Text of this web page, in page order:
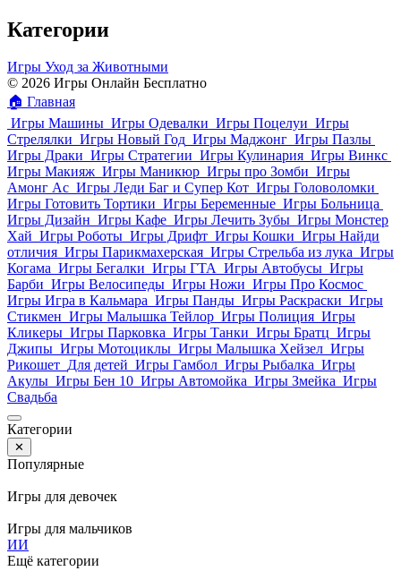
Категории
Игры Уход за Животными
© 2026 Игры Онлайн Бесплатно
🏠 Главная
Игры Машины Игры Одевалки Игры Поцелуи Игры
Стрелялки Игры Новый Год Игры Маджонг Игры Пазлы
Игры Драки Игры Стратегии Игры Кулинария Игры Винкс
Игры Макияж Игры Маникюр Игры про Зомби Игры
Амонг Ас Игры Леди Баг и Супер Кот Игры Головоломки
Игры Готовить Тортики Игры Беременные Игры Больница
Игры Дизайн Игры Кафе Игры Лечить Зубы Игры Монстер
Хай Игры Роботы Игры Дрифт Игры Кошки Игры Найди
отличия Игры Парикмахерская Игры Стрельба из лука Игры
Когама Игры Бегалки Игры ГТА Игры Автобусы Игры
Барби Игры Велосипеды Игры Ножи Игры Про Космос
Игры Игра в Кальмара Игры Панды Игры Раскраски Игры
Стикмен Игры Малышка Тейлор Игры Полиция Игры
Кликеры Игры Парковка Игры Танки Игры Братц Игры
Джипы Игры Мотоциклы Игры Малышка Хейзел Игры
Рикошет Для детей Игры Гамбол Игры Рыбалка Игры
Акулы Игры Бен 10 Игры Автомойка Игры Змейка Игры
Свадьба
Категории
✕
Популярные
Игры для девочек
Игры для мальчиков
ИИ
Ещё категории